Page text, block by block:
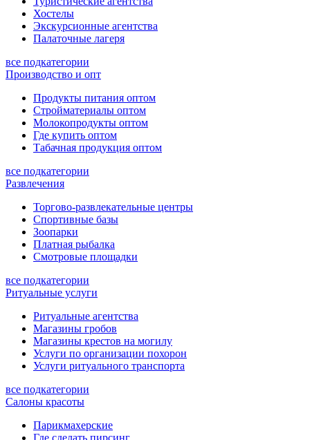
Хостелы
Экскурсионные агентства
Палаточные лагеря
все подкатегории
Производство и опт
Продукты питания оптом
Стройматериалы оптом
Молокопродукты оптом
Где купить оптом
Табачная продукция оптом
все подкатегории
Развлечения
Торгово-развлекательные центры
Спортивные базы
Зоопарки
Платная рыбалка
Смотровые площадки
все подкатегории
Ритуальные услуги
Ритуальные агентства
Магазины гробов
Магазины крестов на могилу
Услуги по организации похорон
Услуги ритуального транспорта
все подкатегории
Салоны красоты
Парикмахерские